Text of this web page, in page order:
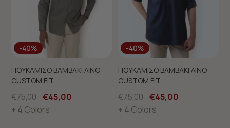
-40%
ΠΟΥΚΑΜΙΣΟ ΒΑΜΒΑΚΙ ΛΙΝΟ
CUSTOM FIT
€75,00 €45,00
+ 4 Colors
-40%
ΠΟΥΚΑΜΙΣΟ ΒΑΜΒΑΚΙ ΛΙΝΟ
CUSTOM FIT
€75,00 €45,00
+ 4 Colors